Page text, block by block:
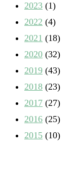
2023 (1)
2022 (4)
2021 (18)
2020 (32)
2019 (43)
2018 (23)
2017 (27)
2016 (25)
2015 (10)